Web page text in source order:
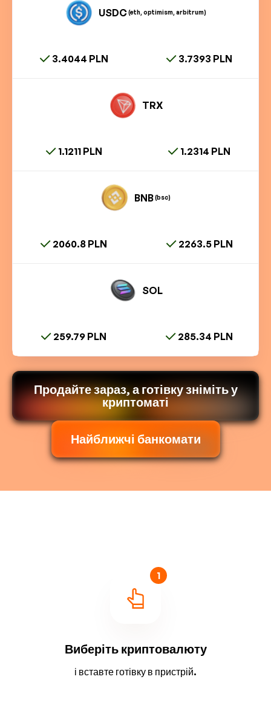
USDC(eth, optimism, arbitrum)
3.4044 PLN 3.7393 PLN
TRX
1.1211 PLN 1.2314 PLN
BNB(bsc)
2060.8 PLN 2263.5 PLN
SOL
259.79 PLN 285.34 PLN
Продайте зараз, а готівку зніміть у
криптоматі
Найближчі банкомати
1
Виберіть криптовалюту
і вставте готівку в пристрій.